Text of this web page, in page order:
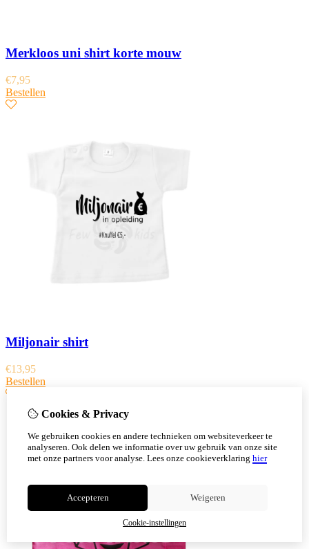
Merkloos uni shirt korte mouw
€7,95
Bestellen
Miljonair shirt
€13,95
Bestellen
Cookies & Privacy
We gebruiken cookies en andere technieken om websiteverkeer te
analyseren. Ook delen we informatie over uw gebruik van onze site
met onze partners voor analyse. Lees onze cookieverklaring hier
Accepteren Weigeren
Cookie-instellingen